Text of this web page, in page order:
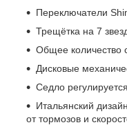
Переключатели
Трещётка на 7
Общее количество
Дисковые
Седло
Итальянский
от тормозов и